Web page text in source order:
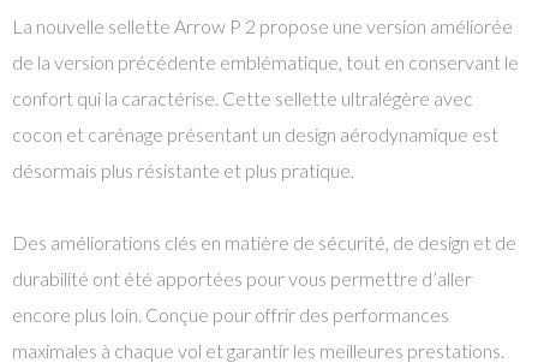
La nouvelle sellette Arrow P 2 propose une version améliorée
de la version précédente emblématique, tout en conservant le
confort qui la caractérise. Cette sellette ultralégère avec
cocon et carénage présentant un design aérodynamique est
désormais plus résistante et plus pratique.
Des améliorations clés en matière de sécurité, de design et de
durabilité ont été apportées pour vous permettre d’aller
encore plus loin. Conçue pour offrir des performances
maximales à chaque vol et garantir les meilleures prestations.